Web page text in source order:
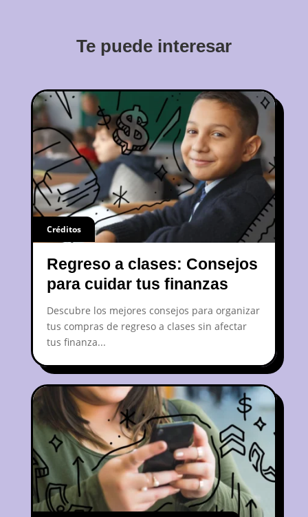
Te puede interesar
Créditos
Regreso a clases: Consejos
para cuidar tus finanzas
Descubre los mejores consejos para organizar
tus compras de regreso a clases sin afectar
tus finanza...